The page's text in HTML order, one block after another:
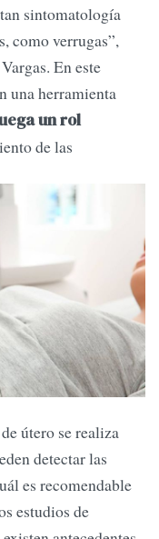
sintomatología
como verrugas”,
En este
una herramienta
un rol
de las
útero se realiza
detectar las
es recomendable
estudios de